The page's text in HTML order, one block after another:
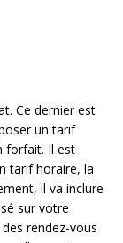
Ce dernier est
un tarif
forfait. Il est
tarif horaire, la
il va inclure
sur votre
rendez-vous